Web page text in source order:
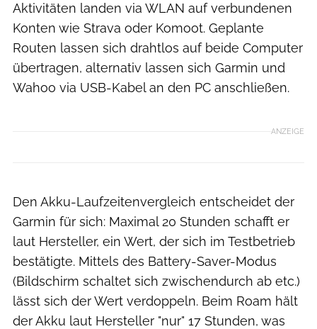
Aktivitäten landen via WLAN auf verbundenen
Konten wie Strava oder Komoot. Geplante
Routen lassen sich drahtlos auf beide Computer
übertragen, alternativ lassen sich Garmin und
Wahoo via USB-Kabel an den PC anschließen.
ANZEIGE
Den Akku-Laufzeitenvergleich entscheidet der
Garmin für sich: Maximal 20 Stunden schafft er
laut Hersteller, ein Wert, der sich im Testbetrieb
bestätigte. Mittels des Battery-Saver-Modus
(Bildschirm schaltet sich zwischendurch ab etc.)
lässt sich der Wert verdoppeln. Beim Roam hält
der Akku laut Hersteller "nur" 17 Stunden, was